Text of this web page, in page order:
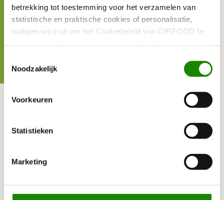
betrekking tot toestemming voor het verzamelen van
statistische en praktische cookies of personalisatie,
nodigen wij u uit om het Cookiebeleid van CIRFOOD te
Noodzakelijk
Voorkeuren
Statistieken
Marketing
UPDATE